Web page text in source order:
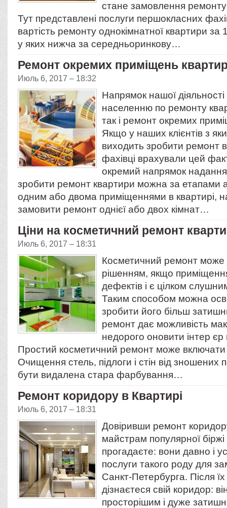
стане замовлення
Тут представлені послуги першокласних
вартість ремонту однокімнатної квартири за
у яких нижча за середньоринкову…
Ремонт окремих приміщень
Июль 6, 2017 – 18:32
Напрямок нашої
населенню по ремонту
так і ремонт окремих
Якщо у наших клієнтів з
виходить зробити ремонт
фахівці врахували цей
окремий напрямок
зробити ремонт квартири можна за етапами
одним або двома приміщеннями в квартирі,
замовити ремонт однієї або двох кімнат…
Ціни на косметичний ремонт
Июль 6, 2017 – 18:31
Косметичний ремонт може
рішенням, якщо
дефектів і є цілком
Таким способом можна
зробити його більш
ремонт дає можливість
недорого оновити інтер єр
Простий косметичний ремонт може включати
Очищення стель, підлоги і стін від зношених
бути видалена стара фарбування…
Ремонт коридору в Квартирі
Июль 6, 2017 – 18:31
Довіривши ремонт
майстрам популярної
прогадаєте: вони давно і
послуги такого роду для
Санкт-Петербурга. Після
дізнаєтеся свій коридор:
просторішим і дуже